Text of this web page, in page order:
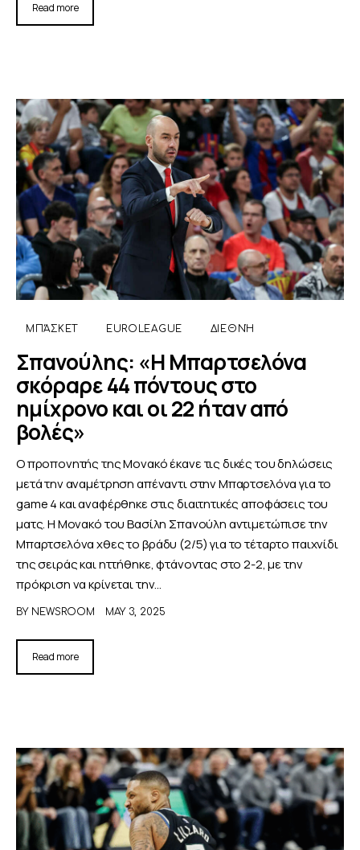
Read more
ΜΠΆΣΚΕΤ EUROLEAGUE ΔΙΕΘΝΉ
Σπανούλης: «Η Μπαρτσελόνα
σκόραρε 44 πόντους στο
ημίχρονο και οι 22 ήταν από
βολές»
Ο προπονητής της Μονακό έκανε τις δικές του δηλώσεις
μετά την αναμέτρηση απέναντι στην Μπαρτσελόνα για το
game 4 και αναφέρθηκε στις διαιτητικές αποφάσεις του
ματς. Η Μονακό του Βασίλη Σπανούλη αντιμετώπισε την
Μπαρτσελόνα χθες το βράδυ (2/5) για το τέταρτο παιχνίδι
της σειράς και ηττήθηκε, φτάνοντας στο 2-2, με την
πρόκριση να κρίνεται την…
BY NEWSROOM MAY 3, 2025
Read more